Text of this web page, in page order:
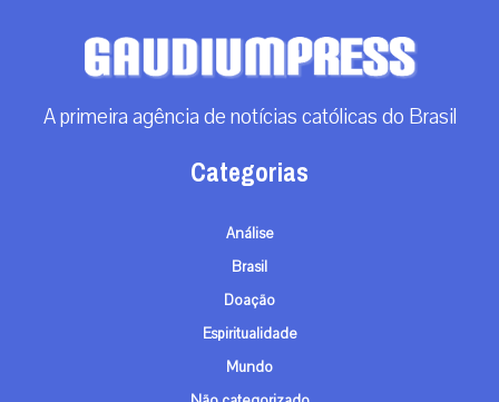
A primeira agência de notícias católicas do Brasil
Categorias
Análise
Brasil
Doação
Espiritualidade
Mundo